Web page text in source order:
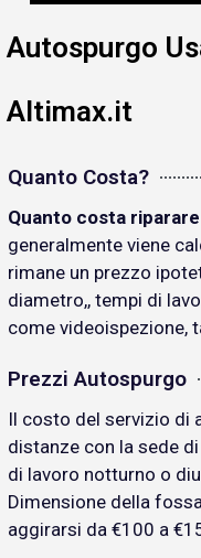
Autospurgo
Altimax.it
Quanto Costa?
Quanto costa
generalmente viene
rimane un prezzo
diametro,, tempi di
come videoispezione,
Prezzi Autospurgo
Il costo del servizio di
distanze con la sede
di lavoro notturno o
Dimensione della
aggirarsi da €100 a